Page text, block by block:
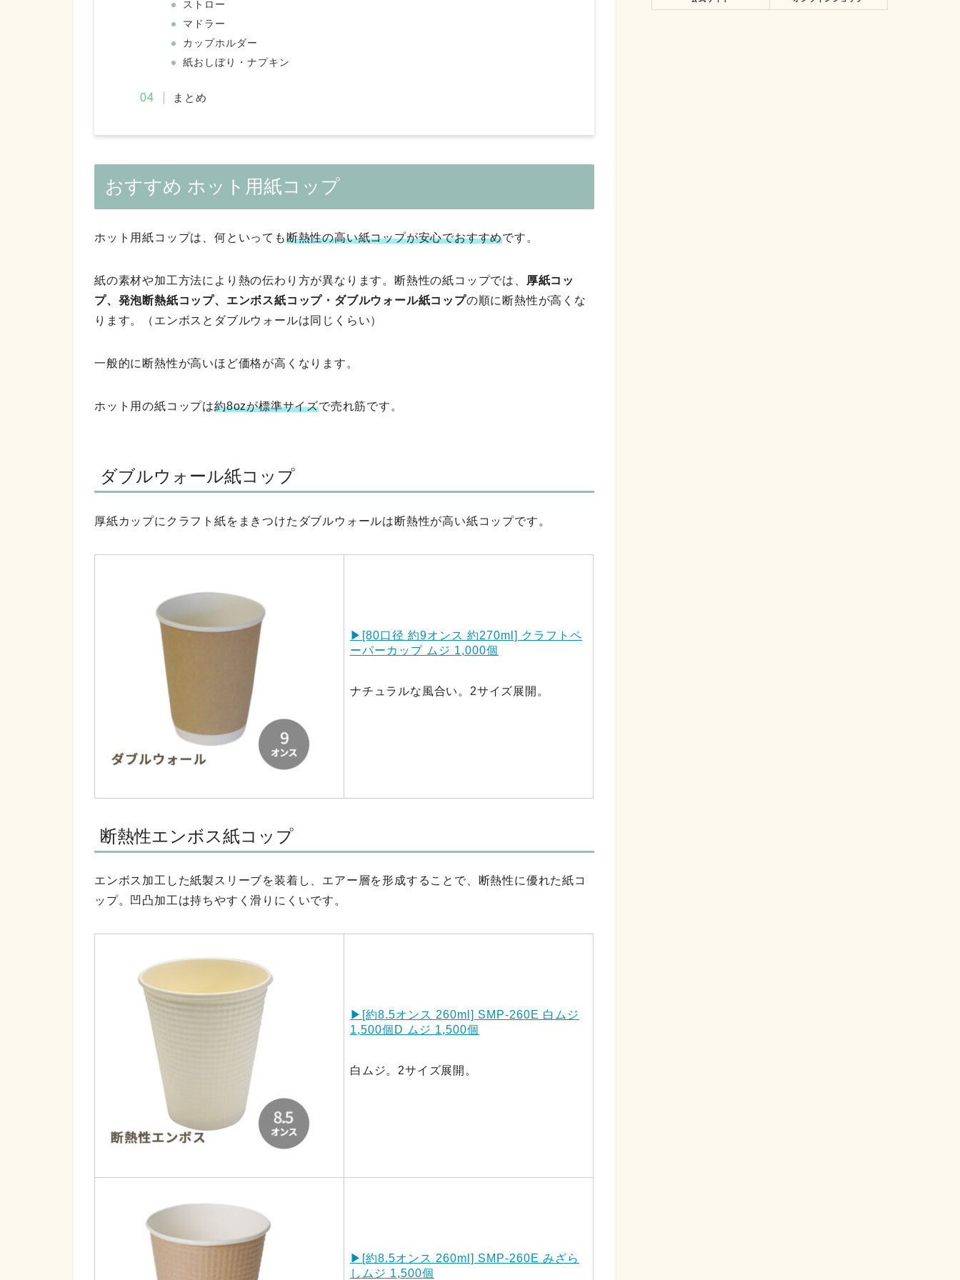
ストロー
マドラー
カップホルダー
紙おしぼり・ナプキン
まとめ
おすすめ ホット用紙コップ
ホット用紙コップは、何といっても断熱性の高い紙コップが安心でおすすめです。
紙の素材や加工方法により熱の伝わり方が異なります。断熱性の紙コップでは、 厚紙コッ
プ、発泡断熱紙コップ、エンボス紙コップ・ダブルウォール紙コップの順に断熱性が高くな
ります。（エンボスとダブルウォールは同じくらい）
一般的に断熱性が高いほど価格が高くなります。
ホット用の紙コップは約8ozが標準サイズで売れ筋です。
ダブルウォール紙コップ
厚紙カップにクラフト紙をまきつけたダブルウォールは断熱性が高い紙コップです。
▶︎[80口径 約9オンス 約270ml] クラフトペ
ーパーカップ ムジ 1,000個
ナチュラルな風合い。2サイズ展開。
断熱性エンボス紙コップ
エンボス加工した紙製スリーブを装着し、エアー層を形成することで、断熱性に優れた紙コ
ップ。凹凸加工は持ちやすく滑りにくいです。
▶︎[約8.5オンス 260ml] SMP-260E 白ムジ
1,500個D ムジ 1,500個
白ムジ。2サイズ展開。
▶︎[約8.5オンス 260ml] SMP-260E みざら
しムジ 1,500個